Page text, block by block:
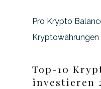
Pro Krypto
Kryptowährungen
Top-10
investieren